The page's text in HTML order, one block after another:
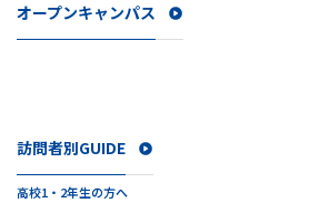
訪問者別GUIDE
高校1・2年生の方へ
オープンキャンパス